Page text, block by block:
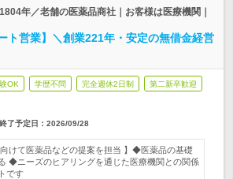
年／老舗の医薬品商社｜お客様は医療機関｜
ト営業】＼創業221年・安定の無借金経営
OK 学歴不問 完全週休2日制 第二新卒歓迎
終了予定日： 2026/09/28
向けて医薬品などの提案を担当 】◆医薬品の基礎
◆ニーズのヒアリングを通じた医療機関との関係
です